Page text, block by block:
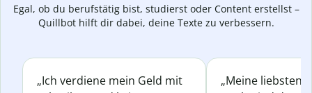
Egal, ob du berufstätig bist, studierst oder Content erstellst –
Quillbot hilft dir dabei, deine Texte zu verbessern.
„Ich verdiene mein Geld mit
„Meine liebsten